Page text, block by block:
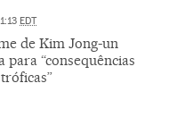
EDT
de Kim Jong-un
para “consequências